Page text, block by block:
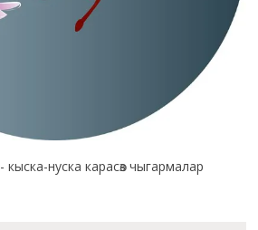
- кыска-нуска карасөз чыгармалар